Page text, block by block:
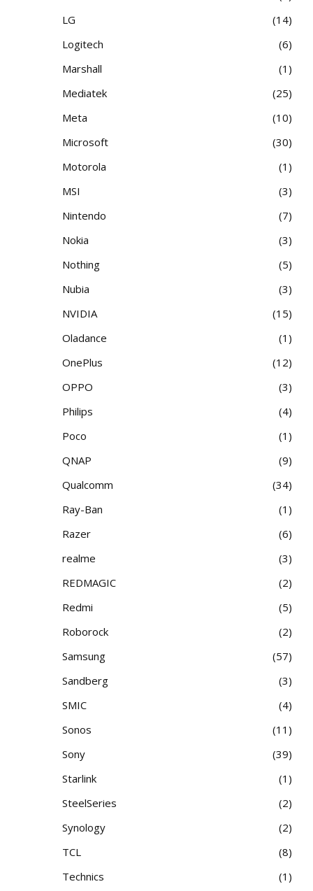
LG
14
Logitech
6
Marshall
1
Mediatek
25
Meta
10
Microsoft
30
Motorola
1
MSI
3
Nintendo
7
Nokia
3
Nothing
5
Nubia
3
NVIDIA
15
Oladance
1
OnePlus
12
OPPO
3
Philips
4
Poco
1
QNAP
9
Qualcomm
34
Ray-Ban
1
Razer
6
realme
3
REDMAGIC
2
Redmi
5
Roborock
2
Samsung
57
Sandberg
3
SMIC
4
Sonos
11
Sony
39
Starlink
1
SteelSeries
2
Synology
2
TCL
8
Technics
1